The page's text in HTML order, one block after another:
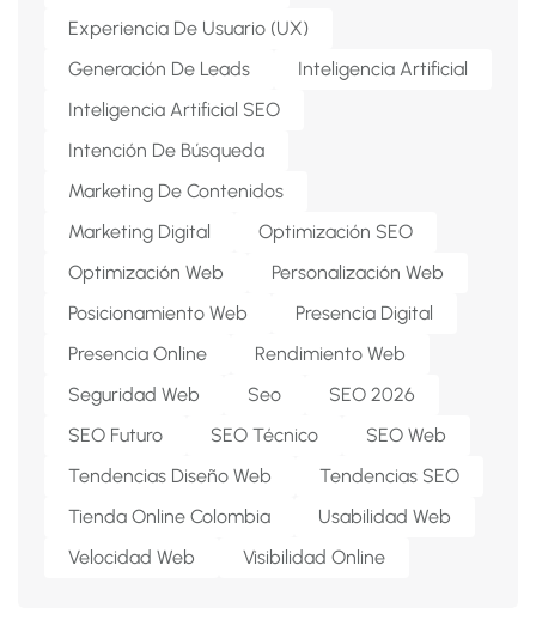
Experiencia De Usuario (UX)
Generación De Leads
Inteligencia Artificial
Inteligencia Artificial SEO
Intención De Búsqueda
Marketing De Contenidos
Marketing Digital
Optimización SEO
Optimización Web
Personalización Web
Posicionamiento Web
Presencia Digital
Presencia Online
Rendimiento Web
Seguridad Web
Seo
SEO 2026
SEO Futuro
SEO Técnico
SEO Web
Tendencias Diseño Web
Tendencias SEO
Tienda Online Colombia
Usabilidad Web
Velocidad Web
Visibilidad Online